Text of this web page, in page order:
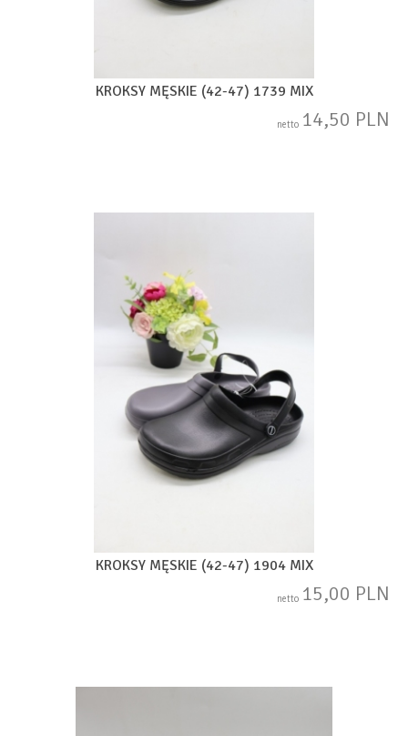
KROKSY MĘSKIE (42-47) 1739 MIX
netto 14,50 PLN
KROKSY MĘSKIE (42-47) 1904 MIX
netto 15,00 PLN